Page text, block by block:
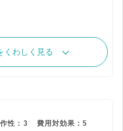
くわしく見る
性：3
費用対効果：5